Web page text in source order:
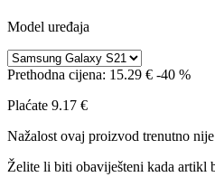
Model uređaja
Prethodna cijena: 15.29 € -40 %
Plaćate 9.17 €
Nažalost ovaj proizvod trenutno
Želite li biti obaviješteni kada artikl